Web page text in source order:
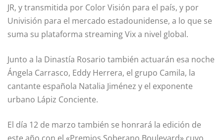
JR, y transmitida por Color Visión para el país, y por
Univisión para el mercado estadounidense, a lo que se
suma su plataforma streaming Vix a nivel global.
Junto a la Dinastía Rosario también actuarán esa noche
Ángela Carrasco, Eddy Herrera, el grupo Camila, la
cantante española Natalia Jiménez y el exponente
urbano Lápiz Conciente.
El día 12 de marzo también se honrará la edición de